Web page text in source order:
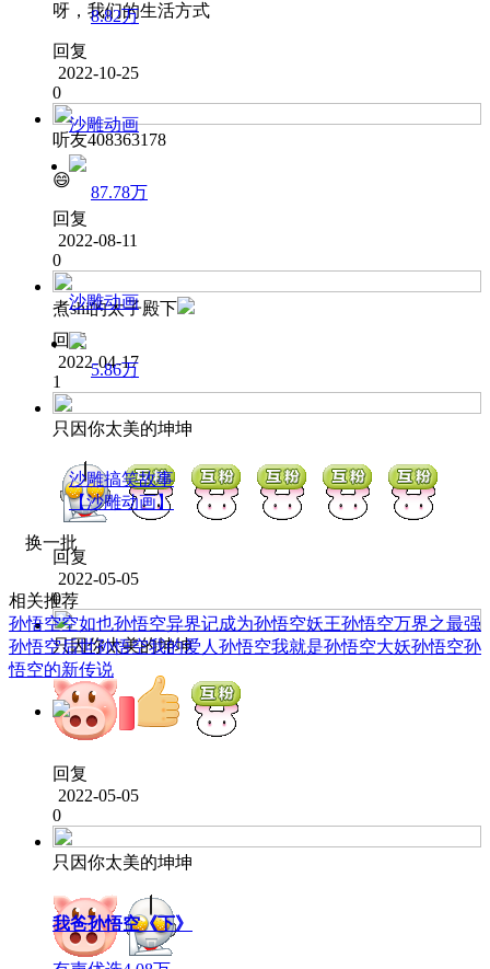
呀，我们的生活方式
回复
2022-10-25
0
听友408363178
😄
回复
2022-08-11
0
煮shi的太子殿下
回复
2022-04-17
1
只因你太美的坤坤
回复
2022-05-05
0
只因你太美的坤坤
回复
2022-05-05
0
只因你太美的坤坤
8.82万
沙雕动画
87.78万
沙雕动画
5.86万
沙雕搞笑故事
【沙雕动画】
换一批
相关推荐
孙悟空空如也孙悟空异界记成为孙悟空妖王孙悟空万界之最强
孙悟空后世孙悟空我的爱人孙悟空我就是孙悟空大妖孙悟空孙
悟空的新传说
我爸孙悟空《下》